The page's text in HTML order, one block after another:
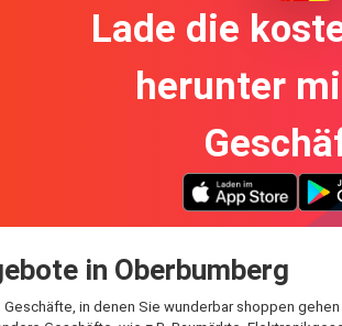
Lade die
herunter
in Oberbumberg
in denen Sie wunderbar shoppen